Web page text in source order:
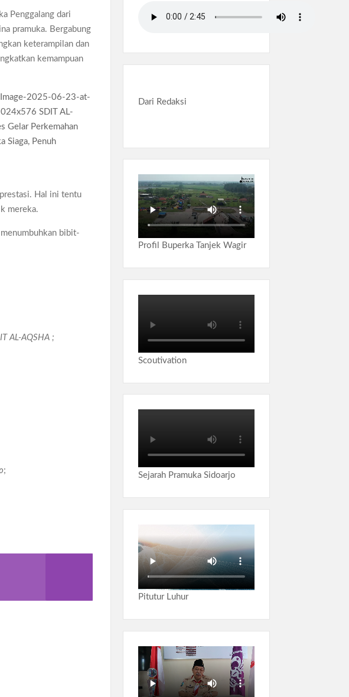
Penggalang dari
pramuka. Bergabung
keterampilan dan
kemampuan
Hal ini tentu
mereka.
bibit-
AL-AQSHA ;
;
Dari Redaksi
Profil Buperka Tanjek Wagir
Scoutivation
Sejarah Pramuka Sidoarjo
Pitutur Luhur